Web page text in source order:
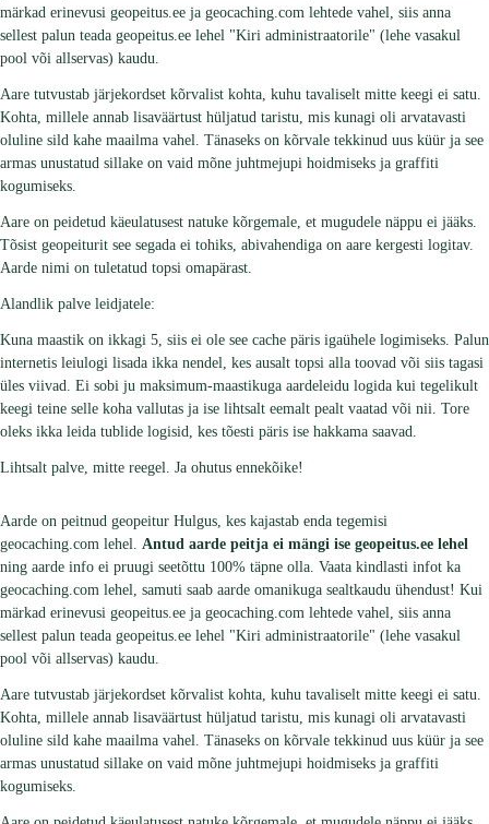
märkad erinevusi geopeitus.ee ja geocaching.com lehtede vahel, siis anna
sellest palun teada geopeitus.ee lehel "Kiri administraatorile" (lehe vasakul
pool või allservas) kaudu.
Aare tutvustab järjekordset kõrvalist kohta, kuhu tavaliselt mitte keegi ei satu.
Kohta, millele annab lisaväärtust hüljatud taristu, mis kunagi oli arvatavasti
oluline sild kahe maailma vahel. Tänaseks on kõrvale tekkinud uus küür ja see
armas unustatud sillake on vaid mõne juhtmejupi hoidmiseks ja graffiti
kogumiseks.
Aare on peidetud käeulatusest natuke kõrgemale, et mugudele näppu ei jääks.
Tõsist geopeiturit see segada ei tohiks, abivahendiga on aare kergesti logitav.
Aarde nimi on tuletatud topsi omapärast.
Alandlik palve leidjatele:
Kuna maastik on ikkagi 5, siis ei ole see cache päris igaühele logimiseks. Palun
internetis leiulogi lisada ikka nendel, kes ausalt topsi alla toovad või siis tagasi
üles viivad. Ei sobi ju maksimum-maastikuga aardeleidu logida kui tegelikult
keegi teine selle koha vallutas ja ise lihtsalt eemalt pealt vaatad või nii. Tore
oleks ikka leida tublide logisid, kes tõesti päris ise hakkama saavad.
Lihtsalt palve, mitte reegel. Ja ohutus ennekõike!
Aarde on peitnud geopeitur Hulgus, kes kajastab enda tegemisi
geocaching.com lehel. Antud aarde peitja ei mängi ise geopeitus.ee lehel
ning aarde info ei pruugi seetõttu 100% täpne olla. Vaata kindlasti infot ka
geocaching.com lehel, samuti saab aarde omanikuga sealtkaudu ühendust! Kui
märkad erinevusi geopeitus.ee ja geocaching.com lehtede vahel, siis anna
sellest palun teada geopeitus.ee lehel "Kiri administraatorile" (lehe vasakul
pool või allservas) kaudu.
Aare tutvustab järjekordset kõrvalist kohta, kuhu tavaliselt mitte keegi ei satu.
Kohta, millele annab lisaväärtust hüljatud taristu, mis kunagi oli arvatavasti
oluline sild kahe maailma vahel. Tänaseks on kõrvale tekkinud uus küür ja see
armas unustatud sillake on vaid mõne juhtmejupi hoidmiseks ja graffiti
kogumiseks.